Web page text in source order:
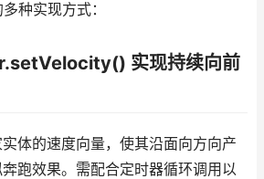
种实现方式：
实现持续向前
体的速度向量，使其沿面向方向产
跑效果。需配合定时器循环调用以